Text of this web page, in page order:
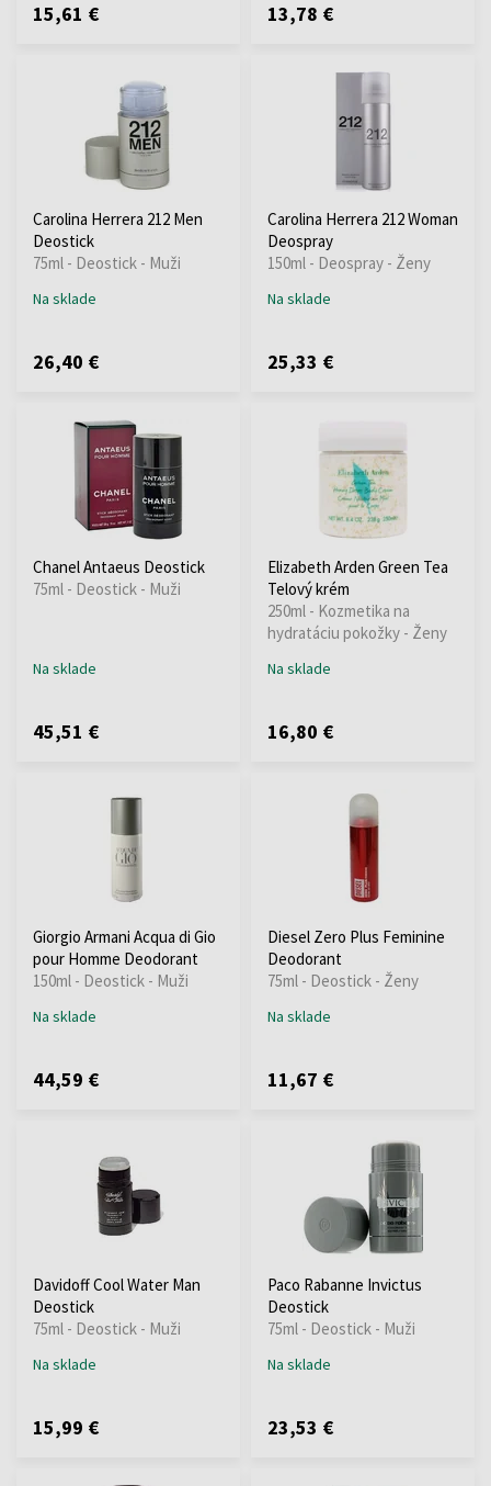
15,61 € 13,78 €
Carolina Herrera 212 Men
Deostick
75ml - Deostick - Muži
Na sklade
26,40 €
Carolina Herrera 212 Woman
Deospray
150ml - Deospray - Ženy
Na sklade
25,33 €
Chanel Antaeus Deostick
75ml - Deostick - Muži
Na sklade
45,51 €
Elizabeth Arden Green Tea
Telový krém
250ml - Kozmetika na
hydratáciu pokožky - Ženy
Na sklade
16,80 €
Giorgio Armani Acqua di Gio
pour Homme Deodorant
150ml - Deostick - Muži
Na sklade
44,59 €
Diesel Zero Plus Feminine
Deodorant
75ml - Deostick - Ženy
Na sklade
11,67 €
Davidoff Cool Water Man
Deostick
75ml - Deostick - Muži
Na sklade
15,99 €
Paco Rabanne Invictus
Deostick
75ml - Deostick - Muži
Na sklade
23,53 €